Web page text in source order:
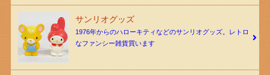
サンリオグッズ
1976年からのハローキティなどのサンリオグッズ。レトロ
なファンシー雑貨買います